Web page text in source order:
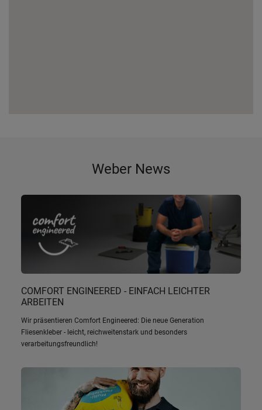
Weber News
COMFORT ENGINEERED - EINFACH LEICHTER
ARBEITEN
Wir präsentieren Comfort Engineered: Die neue Generation
Fliesenkleber - leicht, reichweitenstark und besonders
verarbeitungsfreundlich!